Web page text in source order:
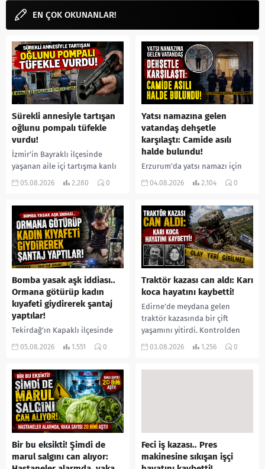
EN ÇOK OKUNANLAR!
Sürekli annesiyle tartışan
oğlunu pompalı tüfekle
vurdu!
İzmir’in Bayraklı ilçesinde
yaşanan aile içi tartışma kanlı
bitti. İddiaya göre, uzun süredir
05.08.2026 2.280 0
Yatsı namazına gelen
vatandaş dehşetle
karşılaştı: Camide asılı
halde bulundu!
Erzurum’da yatsı namazı için
camiye gelen bir vatandaş,
yerine sevk edilen...
04.08.2026 2.104 0
Bomba yasak aşk iddiası..
Ormana götürüp kadın
kıyafeti giydirerek şantaj
yaptılar!
Tekirdağ’ın Kapaklı ilçesinde
bir kişiyi, arkadaşının eşiyle
kadın kıyafetleri giydirdiği,
özür videosu çektirip...
05.08.2026 1.551 0
Traktör kazası can aldı: Karı
koca hayatını kaybetti!
Edirne’de meydana gelen
traktör kazasında bir çift
yaşamını yitirdi. Kontrolden
çıkarak devrilen traktörün
03.08.2026 1.256 0
Bir bu eksikti! Şimdi de
marul salgını can alıyor:
Feci iş kazası.. Pres
makinesine sıkışan işçi